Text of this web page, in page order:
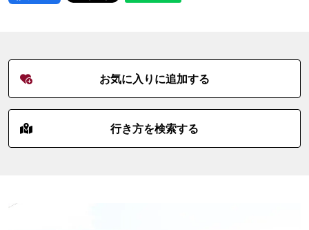
お気に入りに追加する
行き方を検索する